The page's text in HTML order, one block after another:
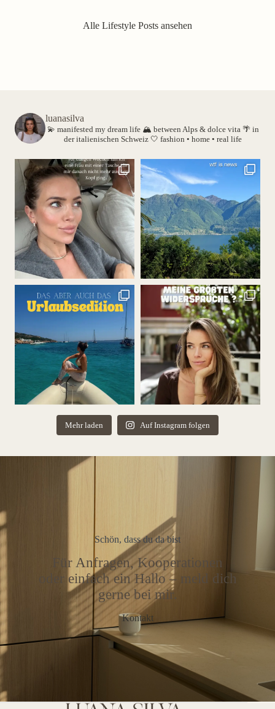
Alle Lifestyle Posts ansehen
luanasilva
💫 manifested my dream life 🏔️ between Alps & dolce vita 🌴 in
der italienischen Schweiz 🤍 fashion • home • real life
Mehr laden Auf Instagram folgen
Schön, dass du da bist
Für Anfragen, Kooperationen
oder einfach ein Hallo – meld dich
gerne bei mir.
Kontakt